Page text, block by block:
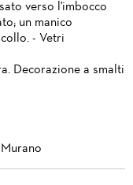
verso l'imbocco
un manico
- Vetri
Decorazione a smalti